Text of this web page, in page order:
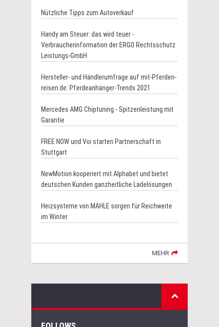
Nützliche Tipps zum Autoverkauf
Handy am Steuer: das wird teuer -
Verbraucherinformation der ERGO Rechtsschutz
Leistungs-GmbH
Hersteller- und Händlerumfrage auf mit-Pferden-
reisen.de: Pferdeanhänger-Trends 2021
Mercedes AMG Chiptuning - Spitzenleistung mit
Garantie
FREE NOW und Voi starten Partnerschaft in
Stuttgart
NewMotion kooperiert mit Alphabet und bietet
deutschen Kunden ganzheitliche Ladelösungen
Heizsysteme von MAHLE sorgen für Reichweite
im Winter
MEHR